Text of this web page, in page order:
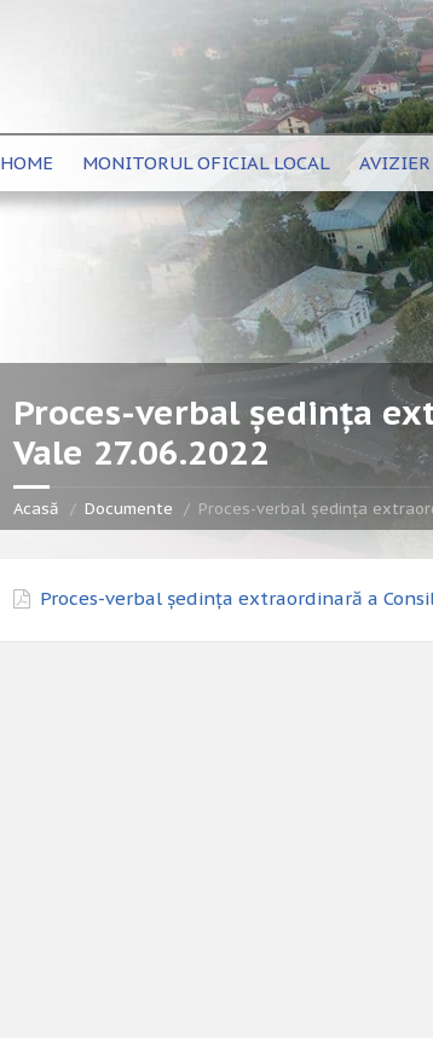
HOME MONITORUL OFICIAL LOCAL AVIZIER
Proces-verbal ședința
Vale 27.06.2022
Acasă Documente Proces-verbal ședința
Proces-verbal ședința extraordinară a